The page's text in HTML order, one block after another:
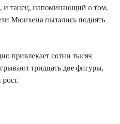
и танец, напоминающий о том,
Мюнхена пытались поднять
привлекает сотни тысяч
тридцать две фигуры,